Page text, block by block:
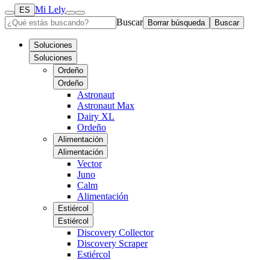
ES Mi Lely
Buscar
Borrar búsqueda Buscar
Soluciones
Soluciones
Ordeño
Ordeño
Astronaut
Astronaut Max
Dairy XL
Ordeño
Alimentación
Alimentación
Vector
Juno
Calm
Alimentación
Estiércol
Estiércol
Discovery Collector
Discovery Scraper
Estiércol